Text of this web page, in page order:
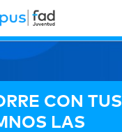
CON TUS
LAS